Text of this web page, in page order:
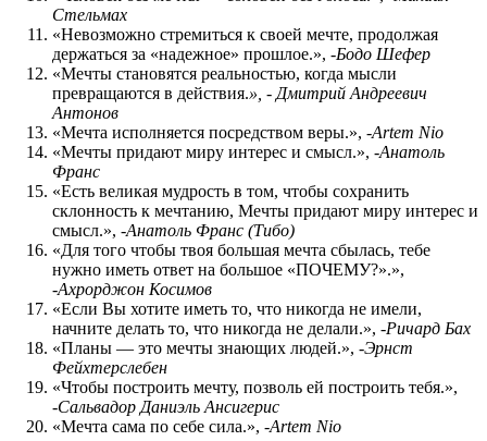
Стельмах
«Невозможно стремиться к своей мечте, продолжая
держаться за «надежное» прошлое.», -Бодо Шефер
«Мечты становятся реальностью, когда мысли
превращаются в действия.», - Дмитрий Андреевич
Антонов
«Мечта исполняется посредством веры.», -Artem Nio
«Мечты придают миру интерес и смысл.», -Анатоль
Франс
«Есть великая мудрость в том, чтобы сохранить
склонность к мечтанию, Мечты придают миру интерес и
смысл.», -Анатоль Франс (Тибо)
«Для того чтобы твоя большая мечта сбылась, тебе
нужно иметь ответ на большое «ПОЧЕМУ?».»,
-Ахрорджон Косимов
«Если Вы хотите иметь то, что никогда не имели,
начните делать то, что никогда не делали.», -Ричард Бах
«Планы — это мечты знающих людей.», -Эрнст
Фейхтерслебен
«Чтобы построить мечту, позволь ей построить тебя.»,
-Сальвадор Даниэль Ансигерис
«Мечта сама по себе сила.», -Artem Nio